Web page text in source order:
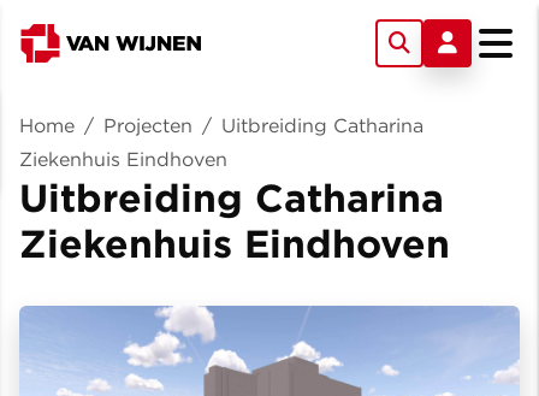
Home / Projecten / Uitbreiding Catharina
Ziekenhuis Eindhoven
Uitbreiding Catharina
Ziekenhuis Eindhoven